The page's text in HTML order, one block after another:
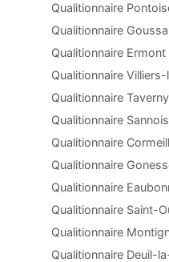
Qualitionnaire
Qualitionnaire
Qualitionnaire Ermont
Qualitionnaire
Qualitionnaire Taverny
Qualitionnaire Sannois
Qualitionnaire
Qualitionnaire
Qualitionnaire
Qualitionnaire Saint-
Qualitionnaire
Qualitionnaire Deuil-